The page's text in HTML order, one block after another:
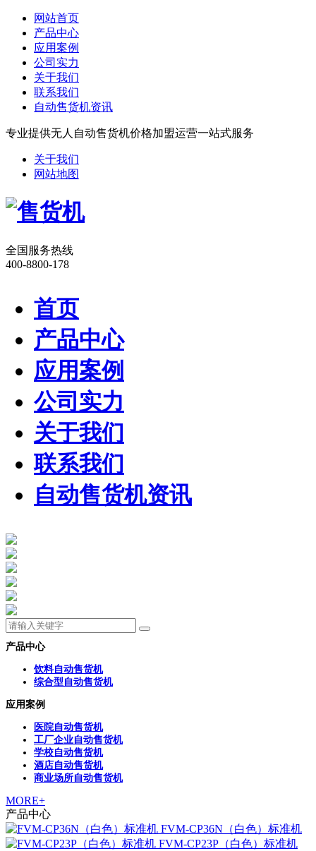
网站首页
产品中心
应用案例
公司实力
关于我们
联系我们
自动售货机资讯
专业提供无人自动售货机价格加盟运营一站式服务
关于我们
网站地图
全国服务热线
400-8800-178
首页
产品中心
应用案例
公司实力
关于我们
联系我们
自动售货机资讯
产品中心
饮料自动售货机
综合型自动售货机
应用案例
医院自动售货机
工厂企业自动售货机
学校自动售货机
酒店自动售货机
商业场所自动售货机
MORE+
产品中心
FVM-CP36N（白色）标准机
FVM-CP23P（白色）标准机